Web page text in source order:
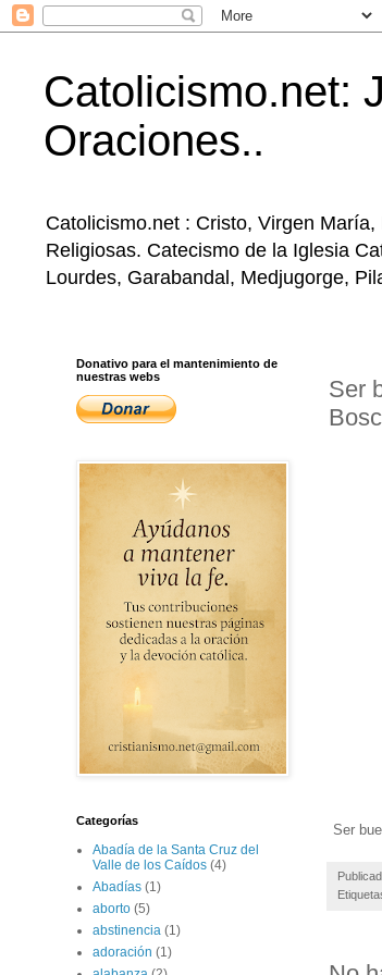
Catolicismo.net:
Oraciones..
Catolicismo.net : Cristo, Virgen
Religiosas. Catecismo de la Iglesia
Lourdes, Garabandal, Medjugorge,
Ser
Ser
Donativo para el mantenimiento de
nuestras webs
Categorías
Abadía de la Santa Cruz del
Valle de los Caídos (4)
Abadías (1)
aborto (5)
abstinencia (1)
adoración (1)